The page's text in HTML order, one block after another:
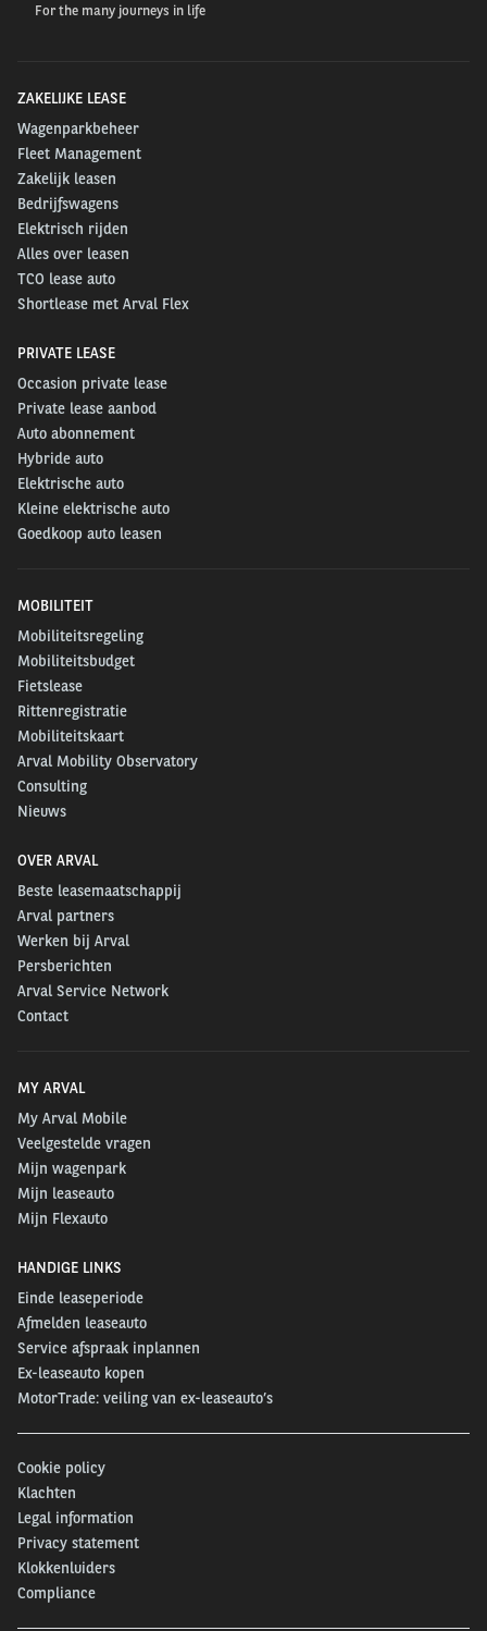
For the many journeys in life
ZAKELIJKE LEASE
Wagenparkbeheer
Fleet Management
Zakelijk leasen
Bedrijfswagens
Elektrisch rijden
Alles over leasen
TCO lease auto
Shortlease met Arval Flex
PRIVATE LEASE
Occasion private lease
Private lease aanbod
Auto abonnement
Hybride auto
Elektrische auto
Kleine elektrische auto
Goedkoop auto leasen
MOBILITEIT
Mobiliteitsregeling
Mobiliteitsbudget
Fietslease
Rittenregistratie
Mobiliteitskaart
Arval Mobility Observatory
Consulting
Nieuws
OVER ARVAL
Beste leasemaatschappij
Arval partners
Werken bij Arval
Persberichten
Arval Service Network
Contact
MY ARVAL
My Arval Mobile
Veelgestelde vragen
Mijn wagenpark
Mijn leaseauto
Mijn Flexauto
HANDIGE LINKS
Einde leaseperiode
Afmelden leaseauto
Service afspraak inplannen
Ex-leaseauto kopen
MotorTrade: veiling van ex-leaseauto’s
Cookie policy
Klachten
Legal information
Privacy statement
Klokkenluiders
Compliance